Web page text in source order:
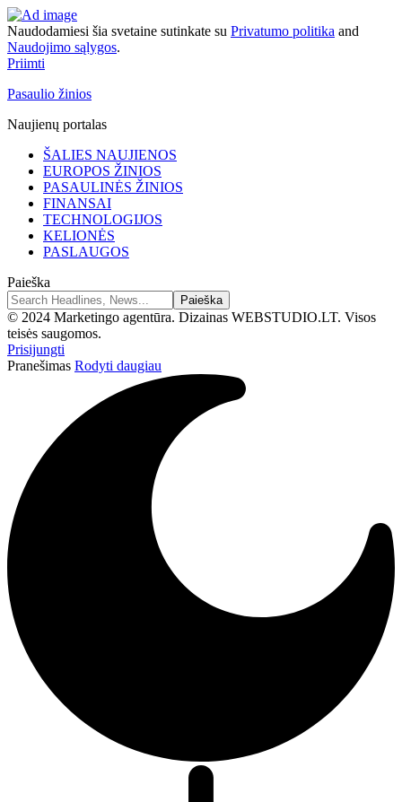
Naudodamiesi šia svetaine sutinkate su Privatumo politika and
Naudojimo sąlygos.
Priimti
Pasaulio žinios
Naujienų portalas
ŠALIES NAUJIENOS
EUROPOS ŽINIOS
PASAULINĖS ŽINIOS
FINANSAI
TECHNOLOGIJOS
KELIONĖS
PASLAUGOS
Paieška
© 2024 Marketingo agentūra. Dizainas WEBSTUDIO.LT. Visos
teisės saugomos.
Prisijungti
Pranešimas Rodyti daugiau